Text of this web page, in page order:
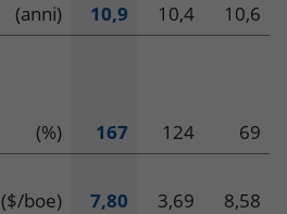
(anni) 10,9 10,4
10,6
(%) 167 124
69
($/boe) 7,80 3,69
8,58